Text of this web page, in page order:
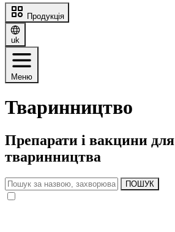
Продукція
uk
Меню
Тваринництво
Препарати і вакцини для
тваринництва
ПОШУК